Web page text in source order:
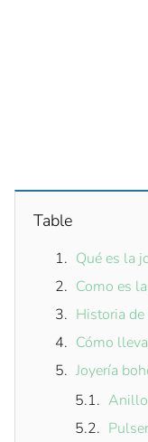
Table
Qué es la
Como es
Historia
Cómo
Joyería